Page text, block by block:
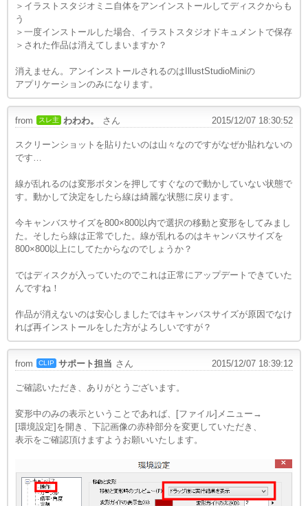
＞イラストスタジオミニ自体をアンインストールしてディスクからも
う
＞一度インストールした場合、イラストスタジオドキュメントで保存
＞された作品は消えてしまいますか？
消えません。アンインストールされるのはIllustStudioMiniの
アプリケーションのみになります。
from スレ主 わわわ。 さん 2015/12/07 18:30:52
スクリーンショットを貼りたいのは山々なのですがなぜか貼れないの
です…
線が乱れるのは変形ボタンを押してすぐなので動かしていない状態で
す。動かして決定をしたら線は綺麗な状態に戻ります。
今キャンバスサイズを800×800以内で選択の移動と変形をしてみまし
た。そしたら線は正常でした。線が乱れるのはキャンバスサイズを
800×800以上にしてたからなのでしょうか？
ではディスクが入っていたのでこれは正常にアップデートできていた
んですね！
作品が消えないのは安心しましたではキャンバスサイズが原因でなけ
れば再インストールをした方がよろしいですが？
from CLIP サポート担当 さん 2015/12/07 18:39:12
ご確認いただき、ありがとうございます。
変形中のみの表示ということであれば、[ファイル]メニュー→
[環境設定]を開き、下記画像の赤枠部分を変更していただき、
表示をご確認頂けますようお願いいたします。